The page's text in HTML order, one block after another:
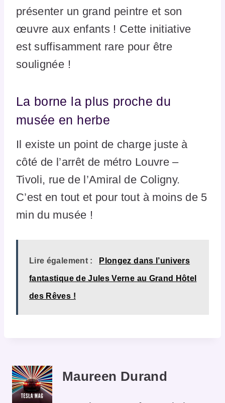
présenter un grand peintre et son
œuvre aux enfants ! Cette initiative
est suffisamment rare pour être
soulignée !
La borne la plus proche du
musée en herbe
Il existe un point de charge juste à
côté de l’arrêt de métro Louvre –
Tivoli, rue de l’Amiral de Coligny.
C’est en tout et pour tout à moins de 5
min du musée !
Lire également : Plongez dans l’univers
fantastique de Jules Verne au Grand Hôtel
des Rêves !
Maureen Durand